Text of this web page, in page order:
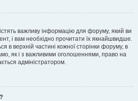
важливу інформацію для форуму, який ви
і вам необхідно прочитати їх якнайшвидше.
в верхній частині кожної сторінки форуму, в
як і з важливими оголошеннями, право на
адміністратором.